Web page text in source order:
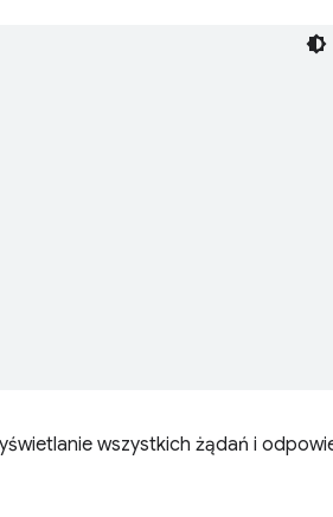
wszystkich żądań i